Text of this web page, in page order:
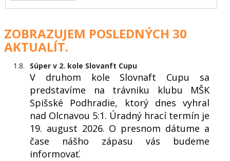
ZOBRAZUJEM POSLEDNÝCH 30
AKTUALÍT.
1.8. Súper v 2. kole Slovanft Cupu
V druhom kole Slovnaft Cupu sa
predstavíme na trávniku klubu MŠK
Spišské Podhradie, ktorý dnes vyhral
nad Olcnavou 5:1. Úradný hrací termín je
19. august 2026. O presnom dátume a
čase nášho zápasu vás budeme
informovať.